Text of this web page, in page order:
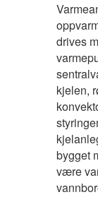
drives
kjelen,
bygget
være